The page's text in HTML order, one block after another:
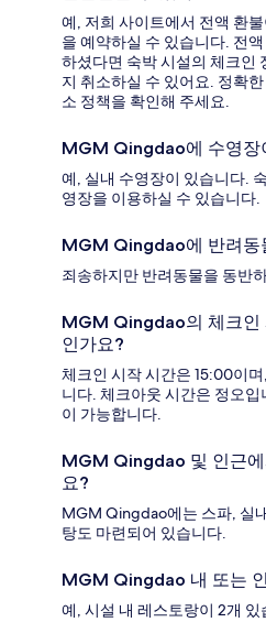
예, 저희 사이트에서 전액 환
을 예약하실 수 있습니다. 전
하셨다면 숙박 시설의 체크인
지 취소하실 수 있어요. 정확
소 정책을 확인해 주세요.
MGM Qingdao에 수영장
예, 실내 수영장이 있습니다.
영장을 이용하실 수 있습니다.
MGM Qingdao에 반려동
죄송하지만 반려동물을 동반
MGM Qingdao의 체크인
인가요?
체크인 시작 시간은 15:00이
니다. 체크아웃 시간은 정오
이 가능합니다.
MGM Qingdao 및 인근
요?
MGM Qingdao에는 스파, 실
탕도 마련되어 있습니다.
MGM Qingdao 내 또는
예, 시설 내 레스토랑이 2개 있